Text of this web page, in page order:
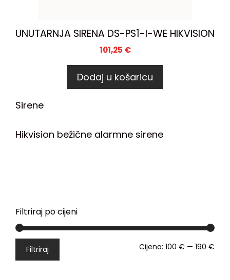
UNUTARNJA SIRENA DS-PS1-I-WE HIKVISION
101,25 €
Dodaj u košaricu
Sirene
Hikvision bežične alarmne sirene
Filtriraj po cijeni
Filtriraj Cijena: 100 € — 190 €